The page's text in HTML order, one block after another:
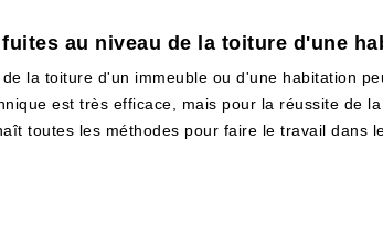
au niveau de la toiture d'une
la toiture d'un immeuble ou d'une habitation
est très efficace, mais pour la réussite de
toutes les méthodes pour faire le travail